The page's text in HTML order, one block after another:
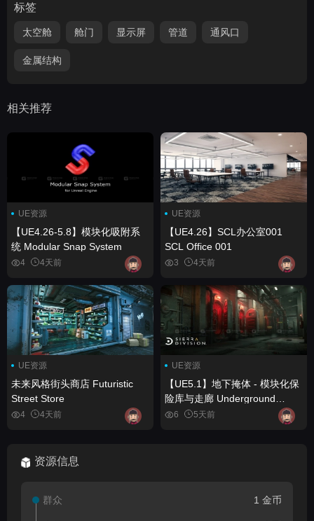
标签
太空舱 舱门 显示屏 管道 通风口
金属结构
相关推荐
UE资源
【UE4.26-5.8】模块化吸附系
统 Modular Snap System
4 4天前
UE资源
【UE4.26】SCL办公室001
SCL Office 001
3 4天前
UE资源
未来风格街头商店 Futuristic
Street Store
4 4天前
UE资源
【UE5.1】地下掩体 - 模块化保
险库与走廊 Underground
Bunker - Modular Vaults and
6 5天前
资源信息
群众 1 金币